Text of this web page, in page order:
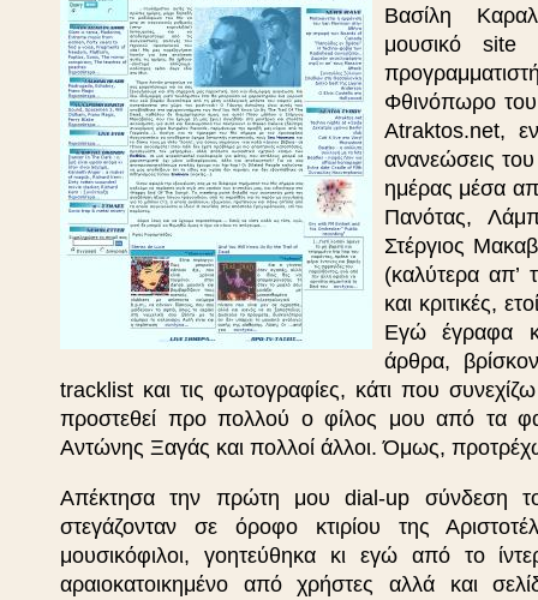
Βασίλη
μουσικό site
Φθινόπωρο του
Atraktos.net,
ανανεώσεις
ημέρας μέσα
Πανότας,
Στέργιος
(καλύτερα απ’
και κριτικές,
Εγώ έγραφα
άρθρα,
tracklist και τις φωτογραφίες, κάτι που
προστεθεί προ πολλού ο φίλος μου από τα
Αντώνης Ξαγάς και πολλοί άλλοι. Όμως,
Απέκτησα την πρώτη μου dial-up σύνδεση
στεγάζονταν σε όροφο κτιρίου της
μουσικόφιλοι, γοητεύθηκα κι εγώ από το
αραιοκατοικημένο από χρήστες αλλά και